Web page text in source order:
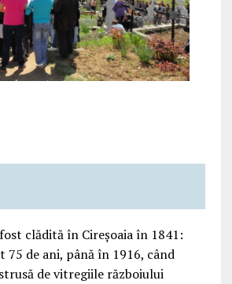
clădită în Cireșoaia în 1841:
75 de ani, până în 1916, când
de vitregiile războiului